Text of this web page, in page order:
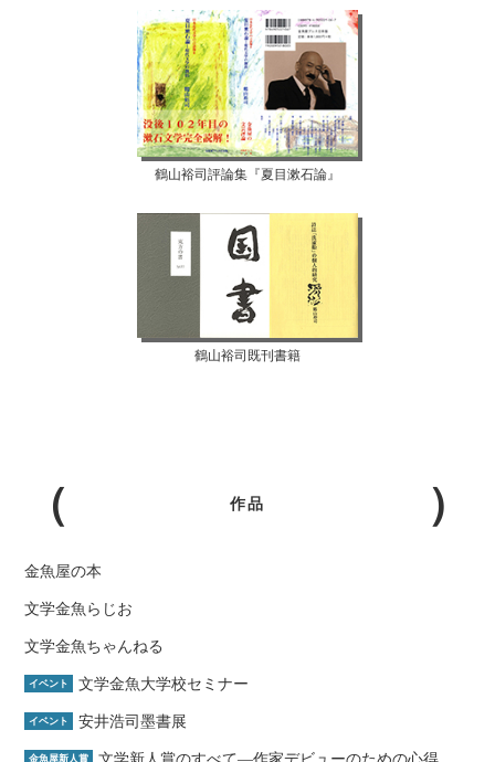
鶴山裕司評論集『夏目漱石論』
鶴山裕司既刊書籍
作品
金魚屋の本
文学金魚らじお
文学金魚ちゃんねる
イベント 文学金魚大学校セミナー
イベント 安井浩司墨書展
金魚屋新人賞